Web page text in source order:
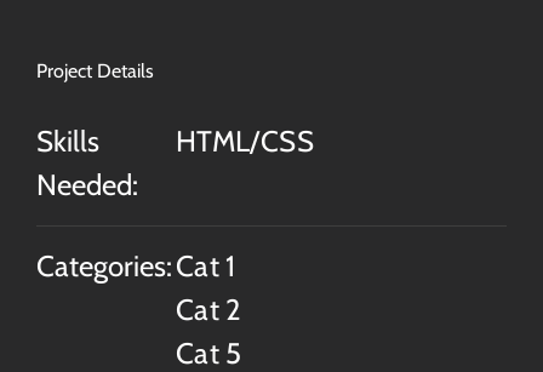
Project Details
Skills
Needed:
HTML/CSS
Categories:Cat 1
Cat 2
Cat 5